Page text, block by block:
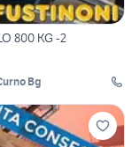
800 KG -2
Bg